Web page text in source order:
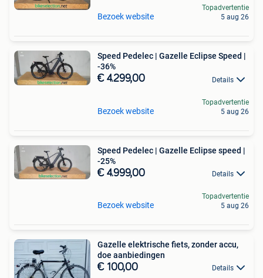
Bezoek website
Topadvertentie
5 aug 26
Speed Pedelec | Gazelle Eclipse Speed |
-36%
€ 4.299,00 Details
Bezoek website
Topadvertentie
5 aug 26
Speed Pedelec | Gazelle Eclipse speed |
-25%
€ 4.999,00 Details
Bezoek website
Topadvertentie
5 aug 26
Gazelle elektrische fiets, zonder accu,
doe aanbiedingen
€ 100,00 Details